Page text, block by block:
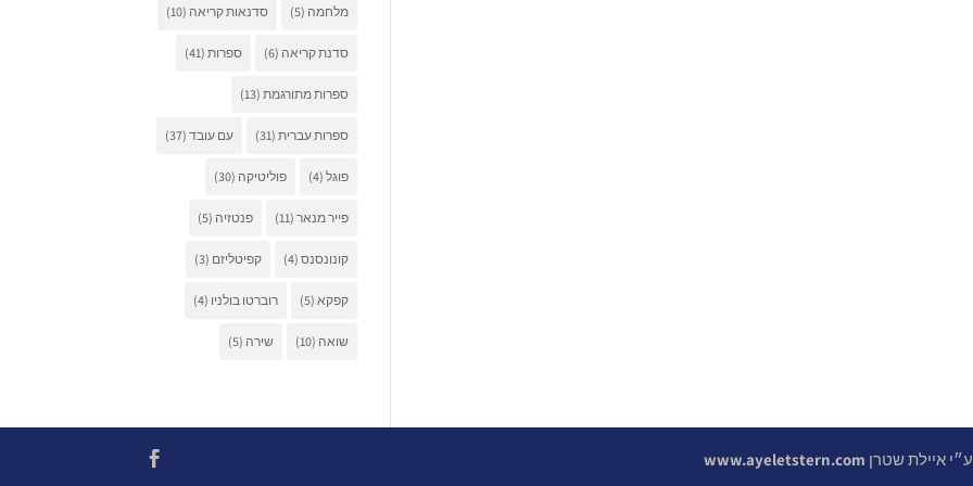
מלחמה (5) סדנאות קריאה (10)
סדנת קריאה (6) ספרות (41)
ספרות מתורגמת (13)
ספרות עברית (31) עם עובד (37)
פוגל (4) פוליטיקה (30)
פייר מנאר (11) פנטזיה (5)
קונונסנס (4) קפיטליזם (3)
קפקא (5) רוברטו בולניו (4)
שואה (10) שירה (5)
איילת שטרן www.ayeletstern.com